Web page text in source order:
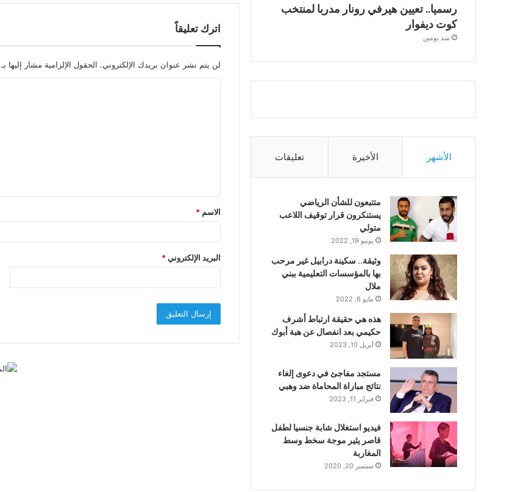
اترك تعليقاً
لن يتم نشر عنوان بريدك الإلكتروني. الحقول الإلزامية مشار إليها بـ
ق
*
الاسم *
البريد الإلكتروني*
رسميا.. تعيين هيرفي رونار مدربا لمنتخب
كوت ديفوار
منذ يومين
الأشهر الأخيرة تعليقات
متتبعون للشأن الرياضي
يستنكرون قرار توقيف اللاعب
متولي
يونيو 19, 2022
وثيقة.. سكينة درابيل غير مرحب
بها بالمؤسسات التعليمية ببني
ملال
مايو 6, 2022
هذه هي حقيقة ارتباط أشرف
حكيمي بعد انفصال عن هبة أبوك
أبريل 10, 2023
مستجد مفاجئ في دعوى إلغاء
نتائج مباراة المحاماة ضد وهبي
فبراير 11, 2023
فيديو استغلال شابة جنسيا لطفل
قاصر يثير موجة سخط وسط
المغاربة
سبتمبر 20, 2020